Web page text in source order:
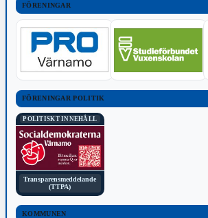
FÖRENINGAR
FÖRENINGAR POLITIK
POLITISKT INNEHÅLL
Transparensmeddelande
(TTPA)
KOMMUNEN